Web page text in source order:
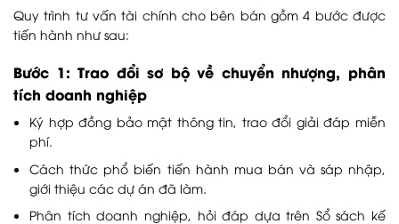
Quy trình tư vấn tài chính cho bên bán gồm 4 bước được
tiến hành như sau:
Bước 1: Trao đổi sơ bộ về chuyển nhượng, phân
tích doanh nghiệp
Ký hợp đồng bảo mật thông tin, trao đổi giải đáp miễn
phí.
Cách thức phổ biến tiến hành mua bán và sáp nhập,
giới thiệu các dự án đã làm.
Phân tích doanh nghiệp, hỏi đáp dựa trên Sổ sách kế